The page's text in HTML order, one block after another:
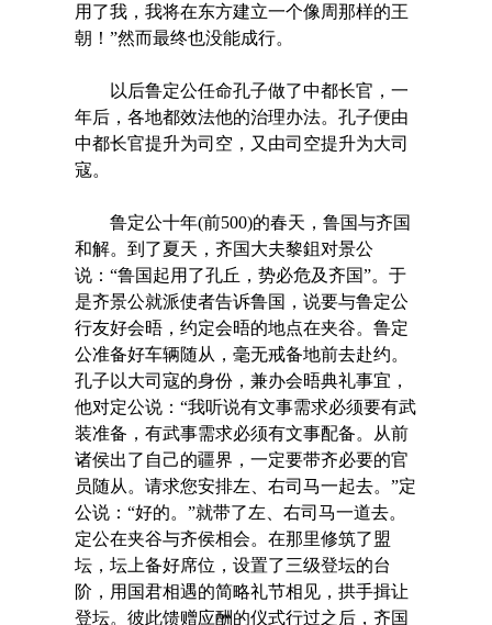
用了我，我将在东方建立一个像周那样的王
朝！”然而最终也没能成行。
以后鲁定公任命孔子做了中都长官，一
年后，各地都效法他的治理办法。孔子便由
中都长官提升为司空，又由司空提升为大司
寇。
鲁定公十年(前500)的春天，鲁国与齐国
和解。到了夏天，齐国大夫黎鉏对景公
说：“鲁国起用了孔丘，势必危及齐国”。于
是齐景公就派使者告诉鲁国，说要与鲁定公
行友好会晤，约定会晤的地点在夹谷。鲁定
公准备好车辆随从，毫无戒备地前去赴约。
孔子以大司寇的身份，兼办会晤典礼事宜，
他对定公说：“我听说有文事需求必须要有武
装准备，有武事需求必须有文事配备。从前
诸侯出了自己的疆界，一定要带齐必要的官
员随从。请求您安排左、右司马一起去。”定
公说：“好的。”就带了左、右司马一道去。
定公在夹谷与齐侯相会。在那里修筑了盟
坛，坛上备好席位，设置了三级登坛的台
阶，用国君相遇的简略礼节相见，拱手揖让
登坛。彼此馈赠应酬的仪式行过之后，齐国